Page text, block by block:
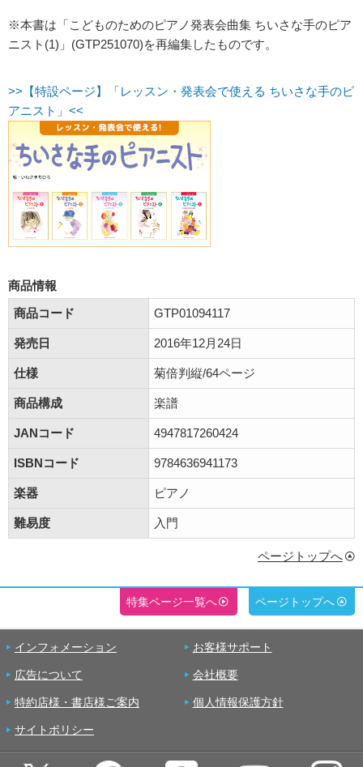
※本書は「こどものためのピアノ発表会曲集 ちいさな手のピア
ニスト(1)」(GTP251070)を再編集したものです。
>>【特設ページ】「レッスン・発表会で使える ちいさな手のピ
アニスト」<<
商品情報
商品コード
GTP01094117
発売日 2016年12月24日
仕様 菊倍判縦/64ページ
商品構成 楽譜
JANコード 4947817260424
ISBNコード 9784636941173
楽器 ピアノ
難易度 入門
ページトップへ
特集ページ一覧へ ページトップへ
インフォメーション お客様サポート
広告について 会社概要
特約店様・書店様ご案内 個人情報保護方針
サイトポリシー